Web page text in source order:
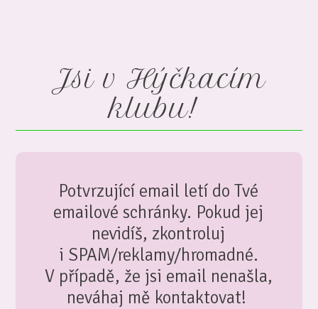
Jsi v Hýčkacím
klubu!
Potvrzující email letí do Tvé
emailové schránky. Pokud jej
nevidíš, zkontroluj
i SPAM/reklamy/hromadné.
V případě, že jsi email nenašla,
neváhaj mě kontaktovat!